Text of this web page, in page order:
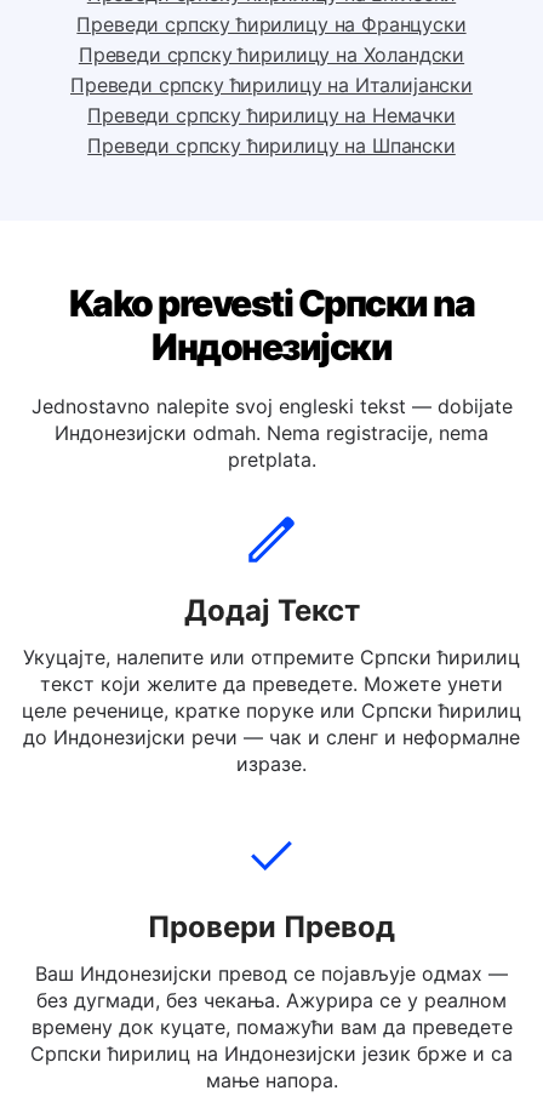
Преведи српску ћирилицу на Енглески
Преведи српску ћирилицу на Француски
Преведи српску ћирилицу на Холандски
Преведи српску ћирилицу на Италијански
Kako prevesti Српски na
Индонезијски
Jednostavno nalepite svoj engleski tekst — dobijate
pretplata.
Додај Текст
Укуцајте, налепите или отпремите Српски ћирилиц
текст који желите да преведете. Можете унети
целе реченице, кратке поруке или Српски ћирилиц
Провери Превод
Ваш Индонезијски превод се појављује одмах —
без дугмади, без чекања. Ажурира се у реалном
времену док куцате, помажући вам да преведете